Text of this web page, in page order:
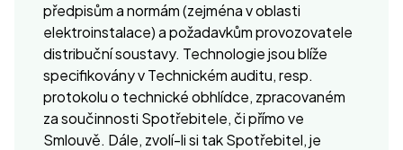
předpisům a normám (zejména v oblasti
elektroinstalace) a požadavkům provozovatele
distribuční soustavy. Technologie jsou blíže
specifikovány v Technickém auditu, resp.
protokolu o technické obhlídce, zpracovaném
za součinnosti Spotřebitele, či přímo ve
Smlouvě. Dále, zvolí-li si tak Spotřebitel, je